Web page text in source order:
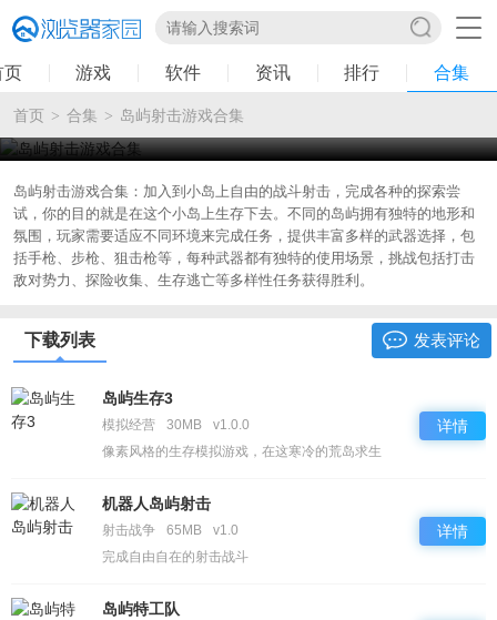
页 游戏 软件 资讯 排行 合集
首页 > 合集 > 岛屿射击游戏合集
岛屿射击游戏合集
岛屿射击游戏合集：加入到小岛上自由的战斗射击，完成各种的探索尝
试，你的目的就是在这个小岛上生存下去。不同的岛屿拥有独特的地形和
氛围，玩家需要适应不同环境来完成任务，提供丰富多样的武器选择，包
括手枪、步枪、狙击枪等，每种武器都有独特的使用场景，挑战包括打击
敌对势力、探险收集、生存逃亡等多样性任务获得胜利。
发表评论
下载列表
岛屿生存3
模拟经营 30MB
v1.0.0
像素风格的生存模拟游戏，在这寒冷的荒岛求生
详情
机器人岛屿射击
射击战争 65MB
v1.0
完成自由自在的射击战斗
详情
岛屿特工队